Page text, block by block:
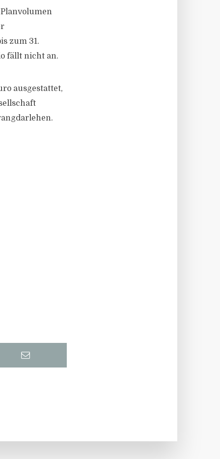
zum 31.
fällt nicht an.
ausgestattet,